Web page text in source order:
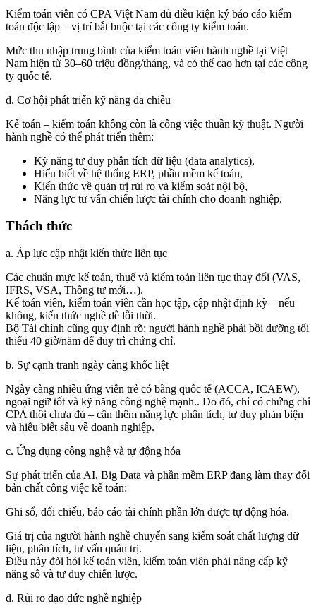
Kiểm toán viên có CPA Việt Nam đủ điều kiện ký báo cáo kiểm
toán độc lập – vị trí bắt buộc tại các công ty kiểm toán.
Mức thu nhập trung bình của kiểm toán viên hành nghề tại Việt
Nam hiện từ 30–60 triệu đồng/tháng, và có thể cao hơn tại các công
ty quốc tế.
d. Cơ hội phát triển kỹ năng đa chiều
Kế toán – kiểm toán không còn là công việc thuần kỹ thuật. Người
hành nghề có thể phát triển thêm:
Kỹ năng tư duy phân tích dữ liệu (data analytics),
Hiểu biết về hệ thống ERP, phần mềm kế toán,
Kiến thức về quản trị rủi ro và kiểm soát nội bộ,
Năng lực tư vấn chiến lược tài chính cho doanh nghiệp.
Thách thức
a. Áp lực cập nhật kiến thức liên tục
Các chuẩn mực kế toán, thuế và kiểm toán liên tục thay đổi (VAS,
IFRS, VSA, Thông tư mới…).
Kế toán viên, kiểm toán viên cần học tập, cập nhật định kỳ – nếu
không, kiến thức nghề dễ lỗi thời.
Bộ Tài chính cũng quy định rõ: người hành nghề phải bồi dưỡng tối
thiểu 40 giờ/năm để duy trì chứng chỉ.
b. Sự cạnh tranh ngày càng khốc liệt
Ngày càng nhiều ứng viên trẻ có bằng quốc tế (ACCA, ICAEW),
ngoại ngữ tốt và kỹ năng công nghệ mạnh.. Do đó, chỉ có chứng chỉ
CPA thôi chưa đủ – cần thêm năng lực phân tích, tư duy phản biện
và hiểu biết sâu về doanh nghiệp.
c. Ứng dụng công nghệ và tự động hóa
Sự phát triển của AI, Big Data và phần mềm ERP đang làm thay đổi
bản chất công việc kế toán:
Ghi sổ, đối chiếu, báo cáo tài chính phần lớn được tự động hóa.
Giá trị của người hành nghề chuyển sang kiểm soát chất lượng dữ
liệu, phân tích, tư vấn quản trị.
Điều này đòi hỏi kế toán viên, kiểm toán viên phải nâng cấp kỹ
năng số và tư duy chiến lược.
d. Rủi ro đạo đức nghề nghiệp